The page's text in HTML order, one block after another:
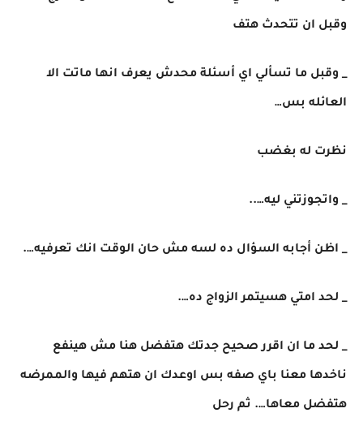
وقبل ان تتحدث هتف
_ وقبل ما تسألي اي أسئلة محدش يعرف انها ماتت الا
العائله بس…
نظرت له بغضب
_ واتجوزتني ليه…..
_ اظن أجابه السؤال ده لسه مش حان الوقت انك تعرفيه….
_ لحد امتي هسيتمر الزواج ده….
_ لحد ما ان اقرر صحيح جدتك هتفضل هنا مش هينفع
ناخدها معنا باي صفه بس اوعدك ان هتهم فيها والممرضه
هتفضل معاها…. ثم رحل